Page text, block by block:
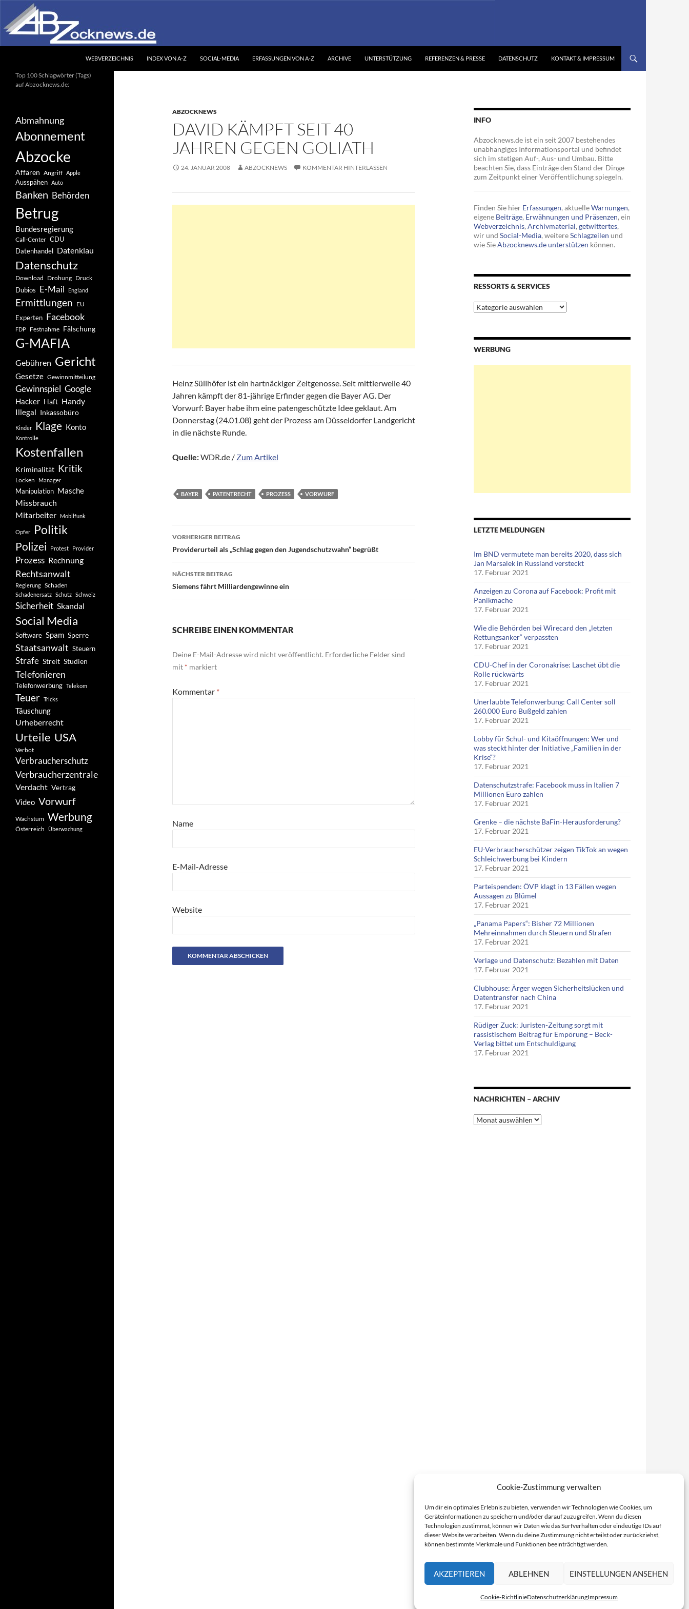
Cookie-Zustimmung verwalten
Um dir ein optimales Erlebnis zu bieten, verwenden wir Technologien wie Cookies, um
Geräteinformationen zu speichern und/oder darauf zuzugreifen. Wenn du diesen
Technologien zustimmst, können wir Daten wie das Surfverhalten oder eindeutige IDs auf
dieser Website verarbeiten. Wenn du deine Zustimmung nicht erteilst oder zurückziehst,
können bestimmte Merkmale und Funktionen beeinträchtigt werden.
AKZEPTIEREN ABLEHNEN EINSTELLUNGEN ANSEHEN
Cookie-RichtlinieDatenschutzerklärungImpressum
Inhalt
springen
WEBVERZEICHNIS INDEX VON A-Z SOCIAL-MEDIA ERFASSUNGEN VON A-Z ARCHIVE UNTERSTÜTZUNG REFERENZEN & PRESSE DATENSCHUTZ KONTAKT & IMPRESSUM
ABZOCKNEWS
DAVID KÄMPFT SEIT 40
JAHREN GEGEN GOLIATH
24. JANUAR 2008 ABZOCKNEWS KOMMENTAR HINTERLASSEN
Heinz Süllhöfer ist ein hartnäckiger Zeitgenosse. Seit mittlerweile 40
Jahren kämpft der 81-jährige Erfinder gegen die Bayer AG. Der
Vorwurf: Bayer habe ihm eine patengeschützte Idee geklaut. Am
Donnerstag (24.01.08) geht der Prozess am Düsseldorfer Landgericht
in die nächste Runde.
Quelle:WDR.de / Zum Artikel
BAYER PATENTRECHT PROZESS VORWURF
Beitragsnavigation
VORHERIGER BEITRAG
Providerurteil als „Schlag gegen den Jugendschutzwahn“ begrüßt
NÄCHSTER BEITRAG
Siemens fährt Milliardengewinne ein
SCHREIBE EINEN KOMMENTAR
Deine E-Mail-Adresse wird nicht veröffentlicht. Erforderliche Felder sind
mit * markiert
Kommentar *
Name
E-Mail-Adresse
Website
INFO
Abzocknews.de ist ein seit 2007 bestehendes
unabhängiges Informationsportal und befindet
sich im stetigen Auf-, Aus- und Umbau. Bitte
beachten Sie, dass Einträge den Stand der Dinge
zum Zeitpunkt einer Veröffentlichung spiegeln.
Finden Sie hier Erfassungen, aktuelleWarnungen,
eigene Beiträge, Erwähnungen und Präsenzen, ein
Webverzeichnis, Archivmaterial, getwittertes,
wir und Social-Media, weitereSchlagzeilen und
wie SieAbzocknews.de unterstützen können.
RESSORTS & SERVICES
Ressorts
&
WERBUNG
LETZTE MELDUNGEN
Im BND vermutete man bereits 2020, dass sich
Jan Marsalek in Russland versteckt
17. Februar 2021
Anzeigen zu Corona auf Facebook: Profit mit
Panikmache
17. Februar 2021
Wie die Behörden bei Wirecard den „letzten
Rettungsanker“ verpassten
17. Februar 2021
CDU-Chef in der Coronakrise: Laschet übt die
Rolle rückwärts
17. Februar 2021
Unerlaubte Telefonwerbung: Call Center soll
260.000 Euro Bußgeld zahlen
17. Februar 2021
Lobby für Schul- und Kitaöffnungen: Wer und
was steckt hinter der Initiative „Familien in der
Krise“?
17. Februar 2021
Datenschutzstrafe: Facebook muss in Italien 7
Millionen Euro zahlen
17. Februar 2021
Grenke – die nächste BaFin-Herausforderung?
17. Februar 2021
EU-Verbraucherschützer zeigen TikTok an wegen
Schleichwerbung bei Kindern
17. Februar 2021
Parteispenden: ÖVP klagt in 13 Fällen wegen
Aussagen zu Blümel
17. Februar 2021
„Panama Papers“: Bisher 72 Millionen
Mehreinnahmen durch Steuern und Strafen
17. Februar 2021
Verlage und Datenschutz: Bezahlen mit Daten
17. Februar 2021
Clubhouse: Ärger wegen Sicherheitslücken und
Datentransfer nach China
17. Februar 2021
Rüdiger Zuck: Juristen-Zeitung sorgt mit
rassistischem Beitrag für Empörung – Beck-
Verlag bittet um Entschuldigung
17. Februar 2021
NACHRICHTEN – ARCHIV
Nachrichten
–
Ihr unabhängiges
Informationsportal
Top 100 Schlagwörter (Tags)
auf Abzocknews.de:
Abmahnung
Abonnement
Abzocke
Affären Angriff Apple
Ausspähen Auto
Banken Behörden
Betrug
Bundesregierung
Call-Center CDU
Datenhandel Datenklau
Datenschutz
Download Drohung Druck
Dubios E-Mail England
Ermittlungen EU
Experten Facebook
FDP Festnahme Fälschung
G-MAFIA
Gebühren Gericht
Gesetze Gewinnmitteilung
Gewinnspiel Google
Hacker Haft Handy
Illegal Inkassobüro
Kinder Klage Konto
Kontrolle
Kostenfallen
Kriminalität Kritik
Locken Manager
Manipulation Masche
Missbrauch
Mitarbeiter
Mobilfunk
Opfer Politik
Polizei Protest Provider
Prozess Rechnung
Rechtsanwalt
Regierung Schaden
Schadenersatz Schutz Schweiz
Sicherheit Skandal
Social Media
Software Spam Sperre
Staatsanwalt Steuern
Strafe Streit Studien
Telefonieren
Telefonwerbung Telekom
Teuer Tricks
Täuschung
Urheberrecht
Urteile USA
Verbot
Verbraucherschutz
Verbraucherzentrale
Verdacht Vertrag
Video Vorwurf
Wachstum Werbung
Österreich Überwachung